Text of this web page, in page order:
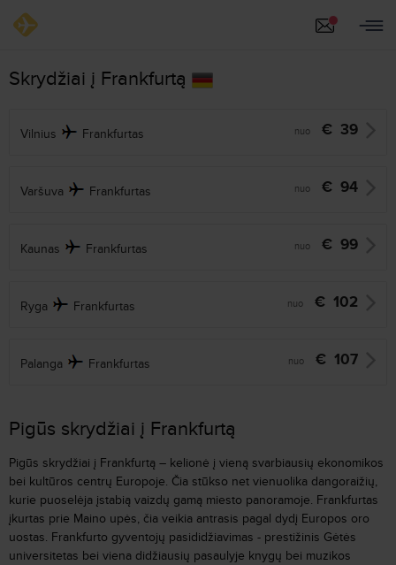
Skrydžiai į Frankfurtą
Vilnius Frankfurtas nuo € 39
Varšuva Frankfurtas nuo € 94
Kaunas Frankfurtas nuo € 99
Ryga Frankfurtas nuo € 102
Palanga Frankfurtas nuo € 107
Pigūs skrydžiai į Frankfurtą
Pigūs skrydžiai į Frankfurtą – kelionė į vieną svarbiausių ekonomikos
bei kultūros centrų Europoje. Čia stūkso net vienuolika dangoraižių,
kurie puoselėja įstabią vaizdų gamą miesto panoramoje. Frankfurtas
įkurtas prie Maino upės, čia veikia antrasis pagal dydį Europos oro
uostas. Frankfurto gyventojų pasididžiavimas - prestižinis Gėtės
universitetas bei viena didžiausių pasaulyje knygų bei muzikos